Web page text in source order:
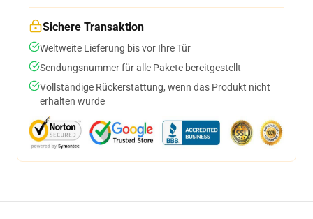
Sichere Transaktion
Weltweite Lieferung bis vor Ihre Tür
Sendungsnummer für alle Pakete bereitgestellt
Vollständige Rückerstattung, wenn das Produkt nicht
erhalten wurde